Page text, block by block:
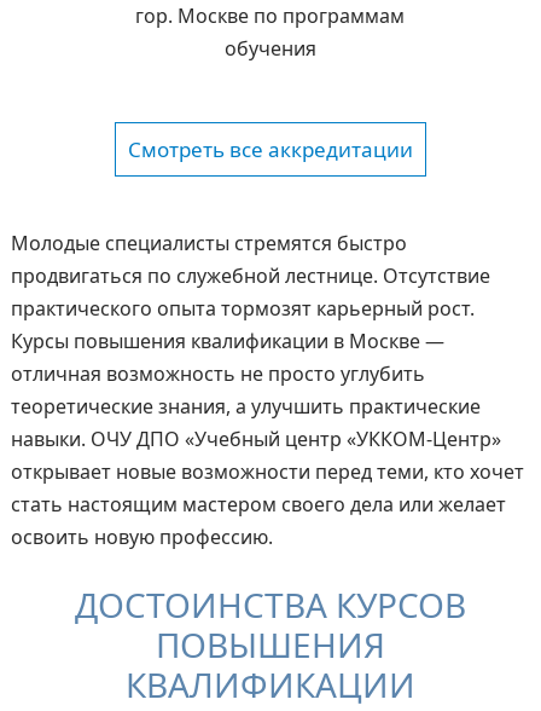
гор. Москве по программам
обучения
Смотреть все аккредитации
Молодые специалисты стремятся быстро
продвигаться по служебной лестнице. Отсутствие
практического опыта тормозят карьерный рост.
Курсы повышения квалификации в Москве —
отличная возможность не просто углубить
теоретические знания, а улучшить практические
навыки. ОЧУ ДПО «Учебный центр «УККОМ-Центр»
открывает новые возможности перед теми, кто хочет
стать настоящим мастером своего дела или желает
освоить новую профессию.
ДОСТОИНСТВА КУРСОВ
ПОВЫШЕНИЯ
КВАЛИФИКАЦИИ